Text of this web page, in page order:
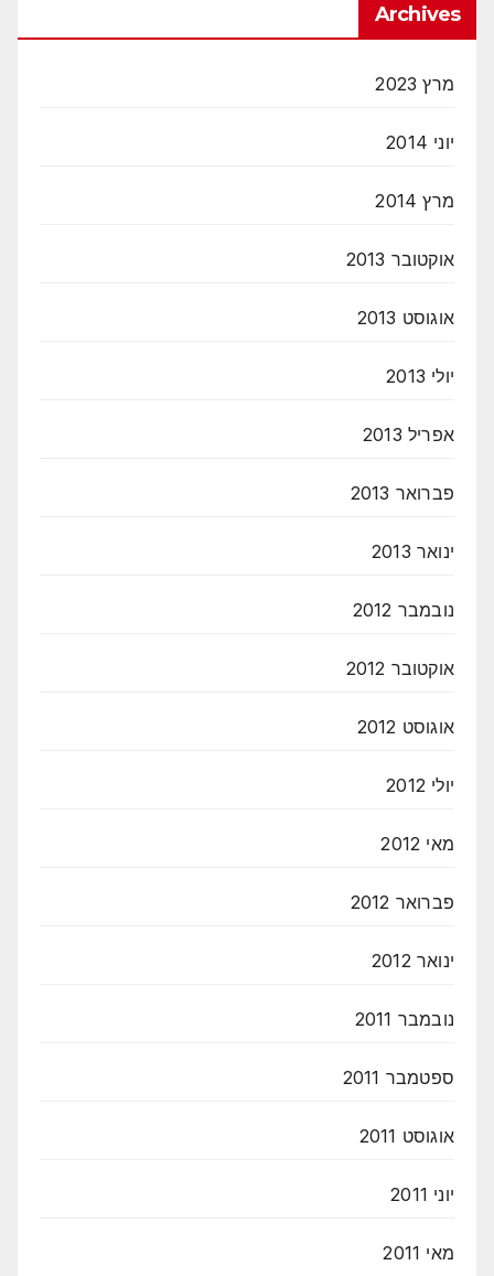
Archives
מרץ 2023
יוני 2014
מרץ 2014
אוקטובר 2013
אוגוסט 2013
יולי 2013
אפריל 2013
פברואר 2013
ינואר 2013
נובמבר 2012
אוקטובר 2012
אוגוסט 2012
יולי 2012
מאי 2012
פברואר 2012
ינואר 2012
נובמבר 2011
ספטמבר 2011
אוגוסט 2011
יוני 2011
מאי 2011